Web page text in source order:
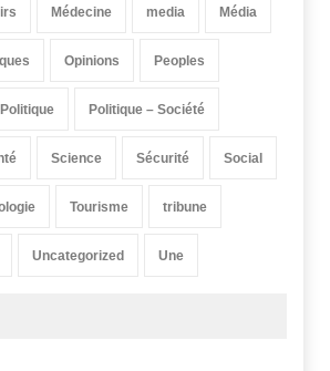
Médecine media Média
Opinions Peoples
Politique Politique – Société
Science Sécurité Social
Tourisme tribune
Uncategorized Une